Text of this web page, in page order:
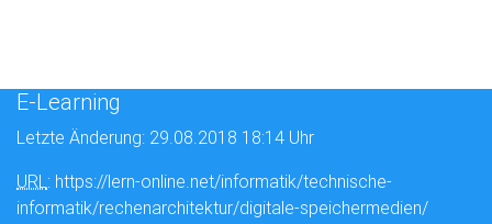
E-Learning
Letzte Änderung: 29.08.2018 18:14 Uhr
URL: https://lern-online.net/informatik/technische-
informatik/rechenarchitektur/digitale-speichermedien/